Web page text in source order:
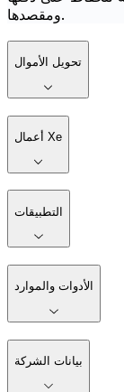
ومقصدها.
تحويل الأموال
أعمال Xe
التطبيقات
الأدوات والموارد
بيانات الشركة